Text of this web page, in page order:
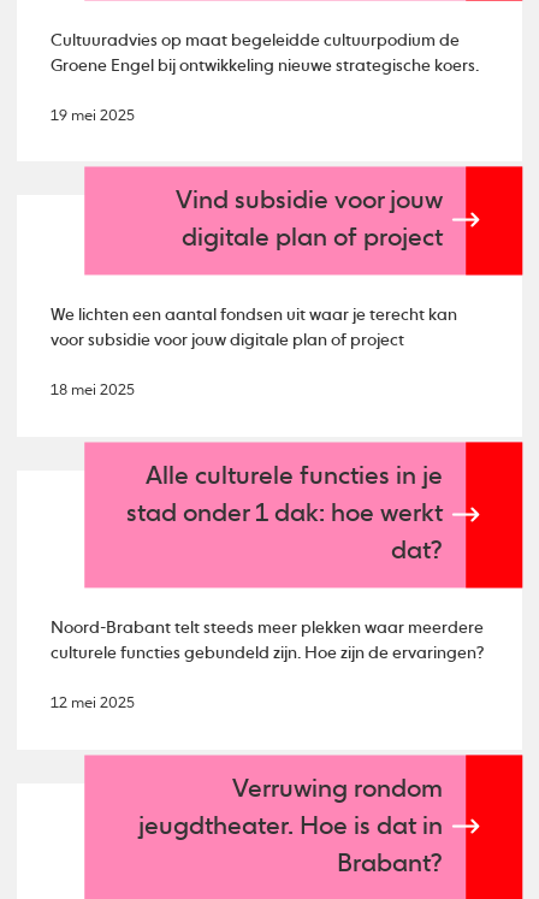
Cultuuradvies op maat begeleidde cultuurpodium de
Groene Engel bij ontwikkeling nieuwe strategische koers.
19 mei 2025
Vind subsidie voor jouw
digitale plan of project
We lichten een aantal fondsen uit waar je terecht kan
voor subsidie voor jouw digitale plan of project
18 mei 2025
Alle culturele functies in je
stad onder 1 dak: hoe werkt
dat?
Noord-Brabant telt steeds meer plekken waar meerdere
culturele functies gebundeld zijn. Hoe zijn de ervaringen?
12 mei 2025
Verruwing rondom
jeugdtheater. Hoe is dat in
Brabant?